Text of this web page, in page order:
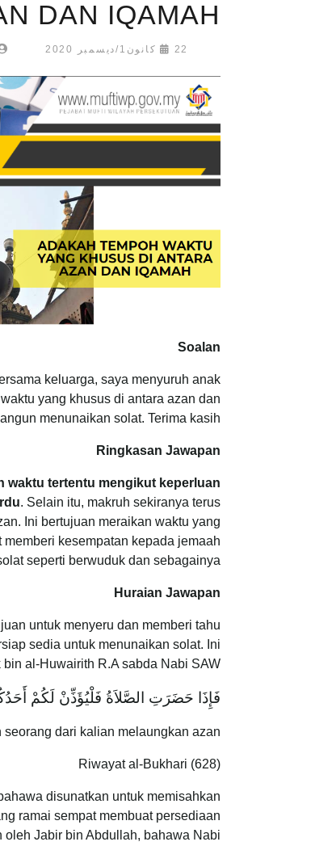
DAN IQAMAH
22 كانون1/ديسمبر 2020
Soalan
keluarga, saya menyuruh anak
yang khusus di antara azan dan
menunaikan solat. Terima kasih
Ringkasan Jawapan
waktu tertentu mengikut keperluan
. Selain itu, makruh sekiranya terus
Ini bertujuan meraikan waktu yang
kesempatan kepada jemaah
seperti berwuduk dan sebagainya.
Huraian Jawapan
untuk menyeru dan memberi tahu
sedia untuk menunaikan solat. Ini
al-Huwairith R.A sabda Nabi SAW:
فَإِذَا حَضَرَتِ الصَّلاَةُ فَلْيُؤَذِّنْ لَكُمْ
dari kalian melaungkan azan
Riwayat al-Bukhari (628)
disunatkan untuk memisahkan
ramai sempat membuat persediaan
Jabir bin Abdullah, bahawa Nabi